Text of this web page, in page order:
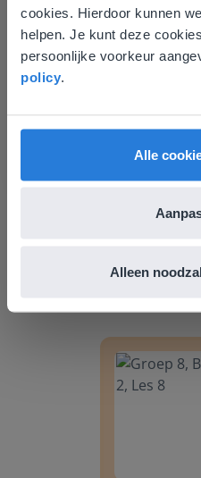
cookies. Hierdoor kunnen
helpen. Je kunt deze
persoonlijke voorkeur
policy
Alle
Alleen
Les 11
Groep 8, Blok 10,
Les 6
overeen met je
Gezien je locatie,
liever naar de website
English